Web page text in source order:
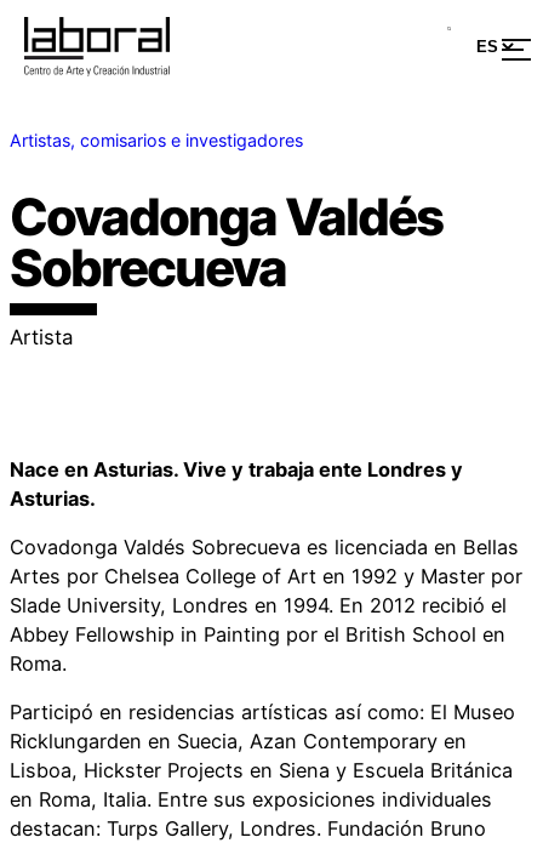
Artistas, comisarios e investigadores
Covadonga Valdés
Sobrecueva
Artista
Nace en Asturias. Vive y trabaja ente Londres y
Asturias.
Covadonga Valdés Sobrecueva es licenciada en Bellas
Artes por Chelsea College of Art en 1992 y Master por
Slade University, Londres en 1994. En 2012 recibió el
Abbey Fellowship in Painting por el British School en
Roma.
Participó en residencias artísticas así como: El Museo
Ricklungarden en Suecia, Azan Contemporary en
Lisboa, Hickster Projects en Siena y Escuela Británica
en Roma, Italia. Entre sus exposiciones individuales
destacan: Turps Gallery, Londres. Fundación Bruno